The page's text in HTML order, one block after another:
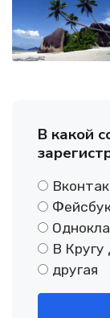
В какой
В Кругу
другая